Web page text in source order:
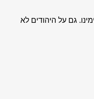
גם על היהודים לא